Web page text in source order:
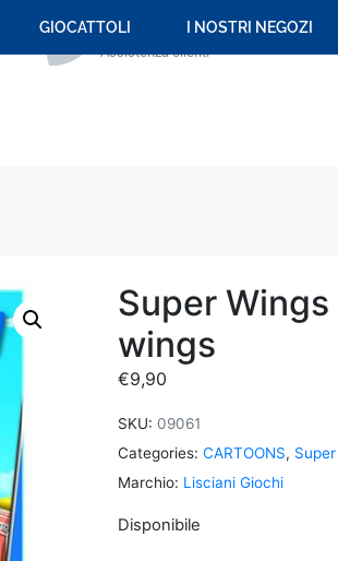
+39 059 694 092
Assistenza clienti
GIOCATTOLI I NOSTRI NEGOZI
Super
wings
€9,90
SKU: 09061
Categories: CARTOONS,
Marchio: Lisciani Giochi
Disponibile